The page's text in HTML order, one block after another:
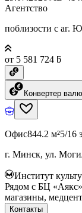
Агентство
поблизости с аг.
от 5 581 724 ƃ
Конвертер
Офис844.2 м²5/16
г. Минск, ул.
Институт
Рядом с БЦ «Аякс»
магазины,
Контакты